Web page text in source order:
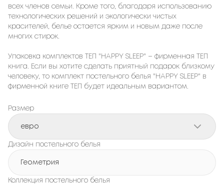
всех членов семьи. Кроме того, благодаря использованию
технологических решений и экологически чистых
красителей, белье остается ярким и новым даже после
многих стирок.
Упаковка комплектов ТЕП "HAPPY SLEEP" – фирменная ТЕП
книга. Если вы хотите сделать приятный подарок близкому
человеку, то комплект постельного белья "HAPPY SLEEP" в
фирменной книге ТЕП будет идеальным вариантом.
Размер
евро
Дизайн постельного белья
Геометрия
Коллекция постельного белья